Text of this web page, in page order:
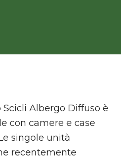
Albergo Diffuso è
con camere e case
singole unità
recentemente